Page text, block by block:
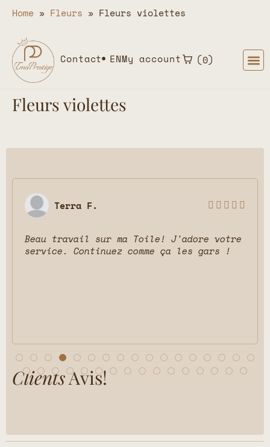
Home » Fleurs » Fleurs violettes
Contact ENMy account 0
Fleurs violettes
Terra F.     
Beau travail sur ma Toile! J'adore votre
service. Continuez comme ça les gars !
ClientsAvis!